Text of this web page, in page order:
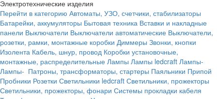
Электротехнические изделия
Перейти в категорию Автоматы, УЗО, счетчики, стабилизаторы
Батарейки, аккумуляторы Бытовая техника Вставки и накладные
панели Выключатели Выключатели автоматические Выключатели,
розетки, рамки, монтажные коробки Диммеры Звонки, кнопки
Изолента Кабель, шнур, провод Коробки установочные,
монтажные, распределительные Лампы Лампы ledcraft Лампы-
Лампы- Патроны, трансформаторы, стартеры Паяльники Припой
Пробники Розетки Светильники ledcraft Светильники, прожекторы
Светильники, прожекторы, фонари Системы прокладки кабеля